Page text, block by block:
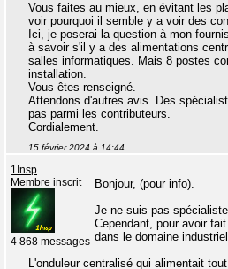
Vous faites au mieux, en évitant les
voir pourquoi il semble y a voir des
Ici, je poserai la question à mon
à savoir s'il y a des alimentations
salles informatiques. Mais 8 postes
installation.
Vous êtes renseigné.
Attendons d'autres avis. Des
pas parmi les contributeurs.
Cordialement.
15 février 2024 à 14:44
1Insp
Membre inscrit
4 868 messages
Bonjour, (pour info).
Je ne suis pas
Cependant, pour avoir
dans le domaine
L'onduleur centralisé qui alimentait